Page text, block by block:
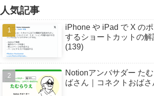
人気記事
iPhone や iPad で X の
するショートカットの
(139)
Notionアンバサダー た
ばさん｜コネクトおばさ